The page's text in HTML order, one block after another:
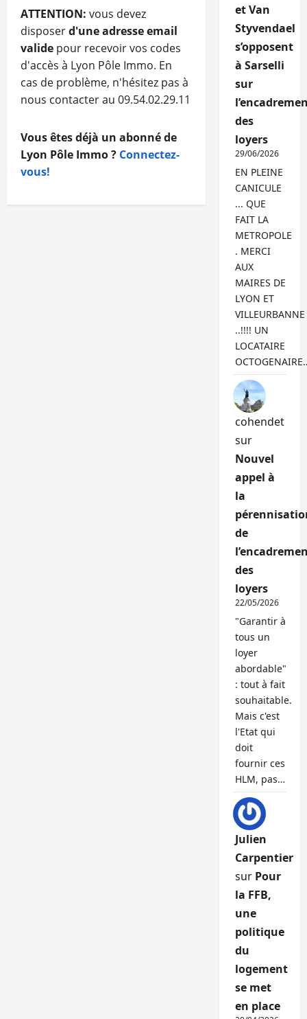
ATTENTION: vous devez
disposerd'une adresse email
valide pour recevoir vos codes
d'accès à Lyon Pôle Immo. En
cas de problème, n'hésitez pas à
nous contacter au 09.54.02.29.11
Vous êtes déjà un abonné de
Lyon Pôle Immo ? Connectez-
vous!
et Van
Styvendael
s’opposent
à Sarselli
sur
des
loyers
29/06/2026
EN PLEINE
CANICULE
... QUE
FAIT LA
METROPOLE
. MERCI
AUX
MAIRES DE
LYON ET
VILLEURBANNE
..!!!! UN
LOCATAIRE
cohendet
sur
Nouvel
appel à
la
de
des
loyers
22/05/2026
"Garantir à
tous un
loyer
abordable"
: tout à fait
souhaitable.
Mais c'est
l'Etat qui
doit
fournir ces
HLM, pas…
Julien
Carpentier
sur Pour
la FFB,
une
politique
du
logement
se met
en place